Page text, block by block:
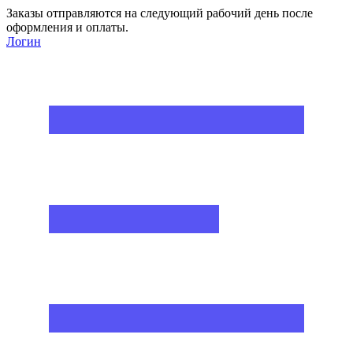
Заказы отправляются на следующий рабочий день после
оформления и оплаты.
Логин